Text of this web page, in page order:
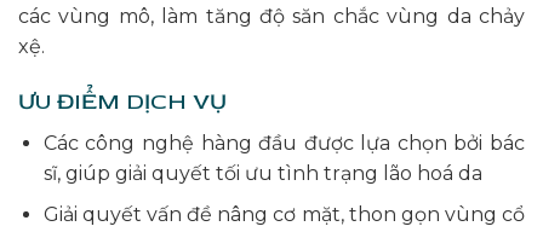
các vùng mô, làm tăng độ săn chắc vùng da chảy
xệ.
ƯU ĐIỂM DỊCH VỤ
Các công nghệ hàng đầu được lựa chọn bởi bác
sĩ, giúp giải quyết tối ưu tình trạng lão hoá da
Giải quyết vấn đề nâng cơ mặt, thon gọn vùng cổ